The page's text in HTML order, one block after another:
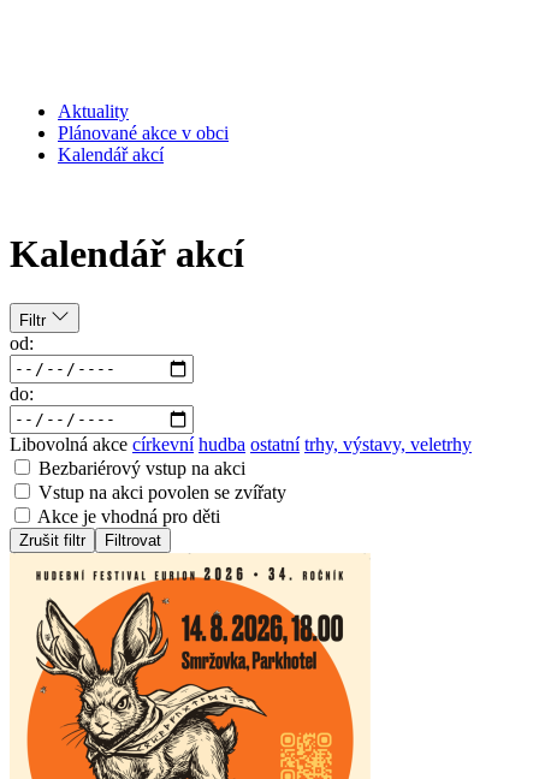
Aktuality
Plánované akce v obci
Kalendář akcí
Kalendář akcí
Filtr
od:
do:
Libovolná akce církevní hudba ostatní trhy, výstavy, veletrhy
Bezbariérový vstup na akci
Vstup na akci povolen se zvířaty
Akce je vhodná pro děti
Zrušit filtr Filtrovat